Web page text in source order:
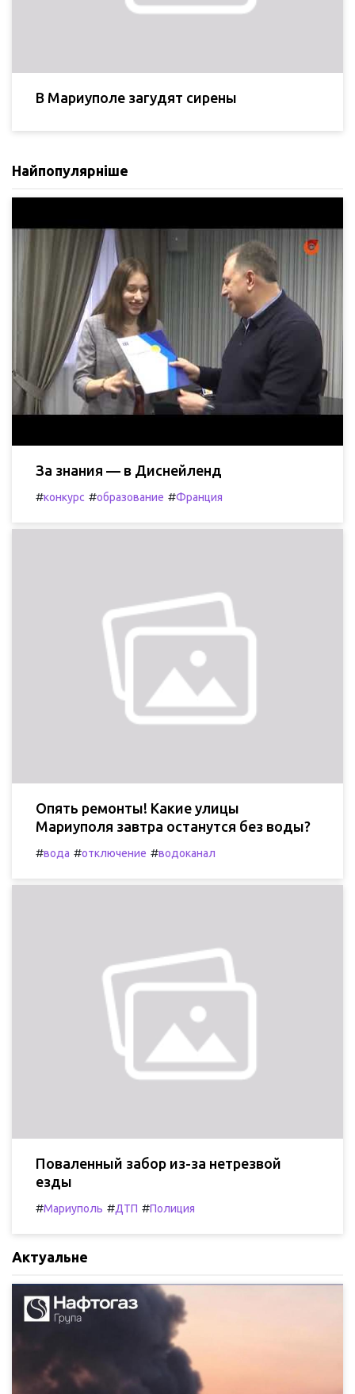
В Мариуполе загудят сирены
Найпопулярніше
За знания — в Диснейленд
#конкурс #образование #Франция
Опять ремонты! Какие улицы
Мариуполя завтра останутся без воды?
#вода #отключение #водоканал
Поваленный забор из-за нетрезвой
езды
#Мариуполь #ДТП #Полиция
Актуальне